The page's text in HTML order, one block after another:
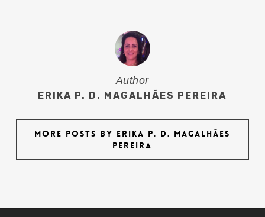
Author
ERIKA P. D. MAGALHÃES PEREIRA
More posts by Erika P. D. Magalhães
Pereira